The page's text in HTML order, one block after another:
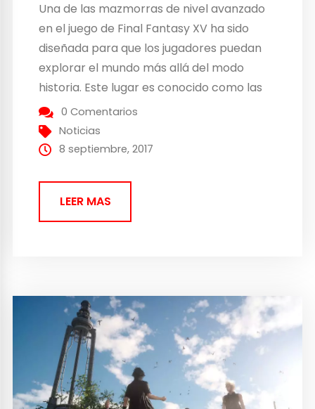
Una de las mazmorras de nivel avanzado
en el juego de Final Fantasy XV ha sido
diseñada para que los jugadores puedan
explorar el mundo más allá del modo
historia. Este lugar es conocido como las
Ruinas de Pitioss, un entorno muy diferente
al resto de lugares que aparecen en el
juego de rol desarrollado...
0 Comentarios
Noticias
8 septiembre, 2017
LEER MAS